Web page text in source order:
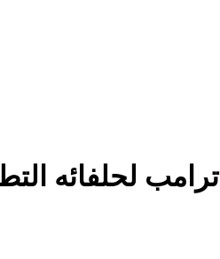
ترامب لحلفائه